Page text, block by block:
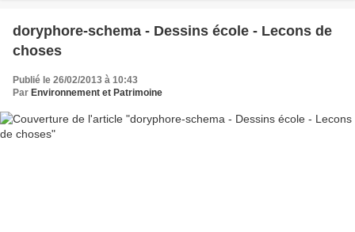
doryphore-schema - Dessins école - Lecons de
choses
Publié le 26/02/2013 à 10:43
Par Environnement et Patrimoine